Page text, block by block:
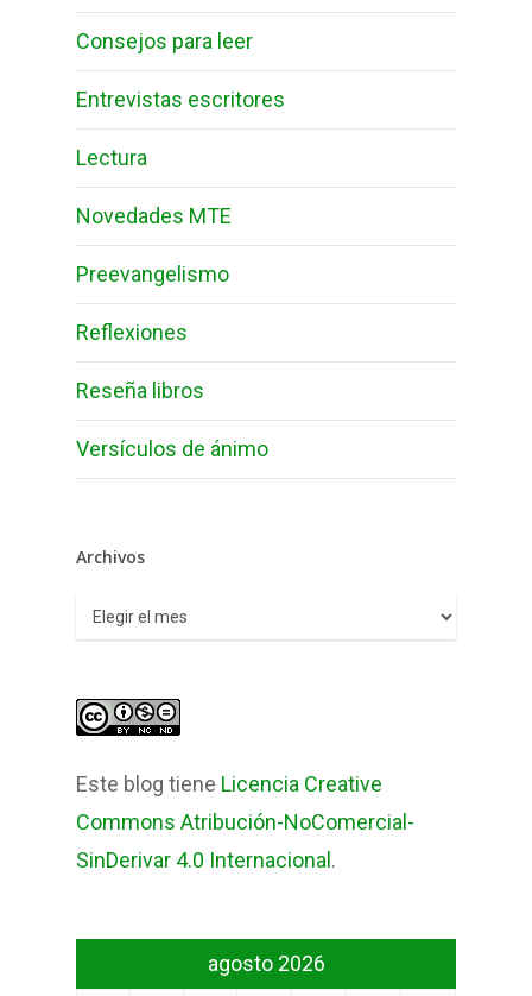
Consejos para leer
Entrevistas escritores
Lectura
Novedades MTE
Preevangelismo
Reflexiones
Reseña libros
Versículos de ánimo
Archivos
Archivos
Este blog tiene Licencia Creative
Commons Atribución-NoComercial-
SinDerivar 4.0 Internacional .
agosto 2026